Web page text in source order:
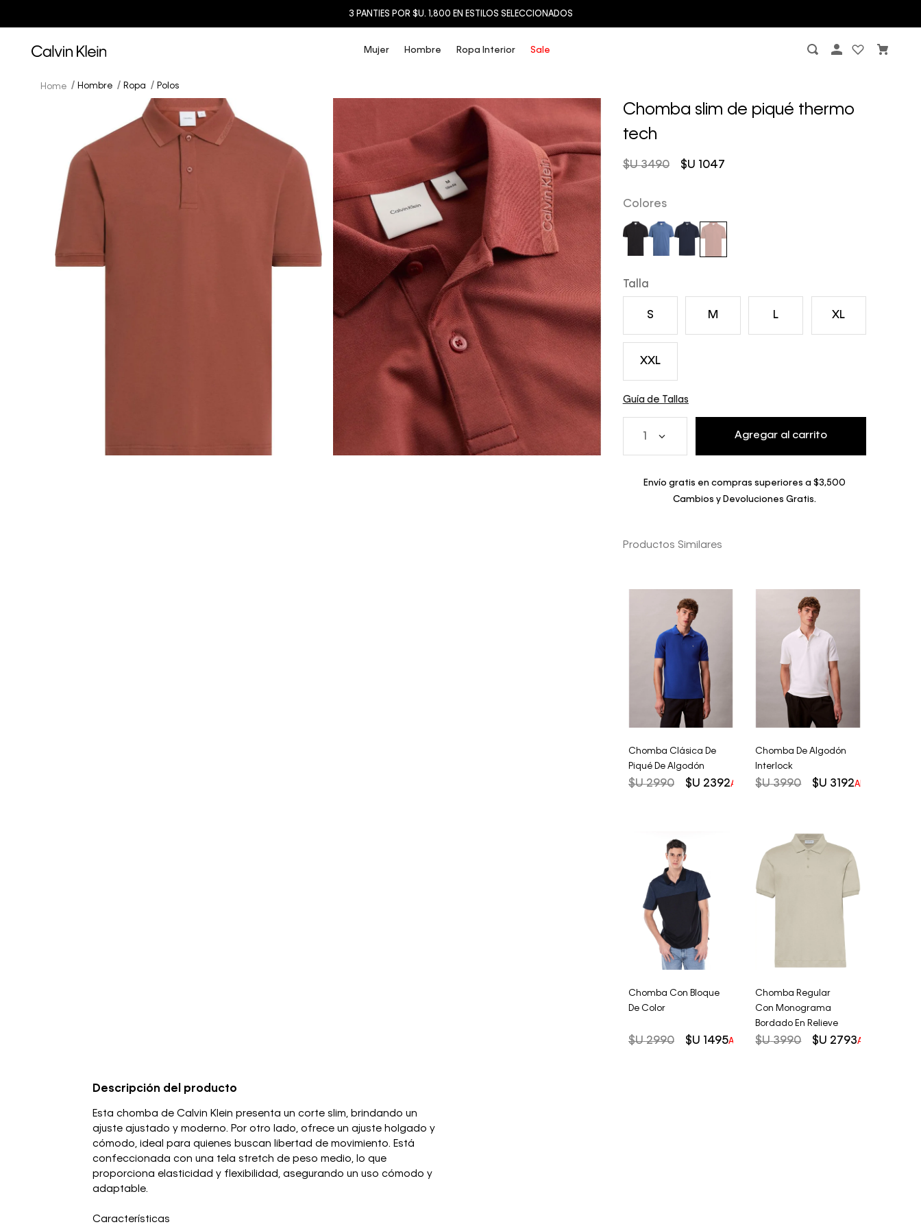
3 PANTIES POR $U. 1,800 EN ESTILOS SELECCIONADOS
Mujer Hombre Ropa Interior Sale
Hombre Ropa Polos
Chomba slim de piqué thermo
tech
$U 1047
$U 3490
Colores
Talla
S M L XL
XXL
Guía de Tallas
Agregar al carrito
Envío gratis en compras superiores a $3,500
Cambios y Devoluciones Gratis.
Productos Similares
Chomba Clásica De
Piqué De Algodón
$U 2990 $U 2392AHORRO DEL20%
Chomba De Algodón
Interlock
$U 3990 $U 3192AHORRO DEL
Chomba Con Bloque
De Color
$U 2990 $U 1495AHORRO DEL50%
Chomba Regular
Con Monograma
Bordado En Relieve
$U 3990 $U 2793AHORRO DEL
Descripción del producto
Esta chomba de Calvin Klein presenta un corte slim, brindando un
ajuste ajustado y moderno. Por otro lado, ofrece un ajuste holgado y
cómodo, ideal para quienes buscan libertad de movimiento. Está
confeccionada con una tela stretch de peso medio, lo que
proporciona elasticidad y flexibilidad, asegurando un uso cómodo y
adaptable.
Características